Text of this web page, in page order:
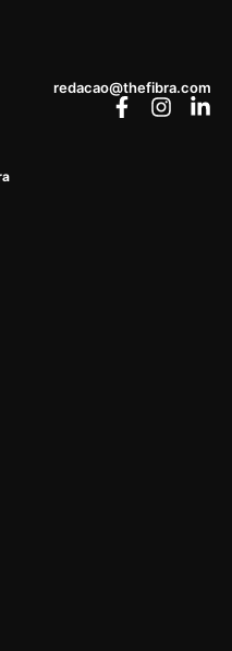
redacao@thefibra.com